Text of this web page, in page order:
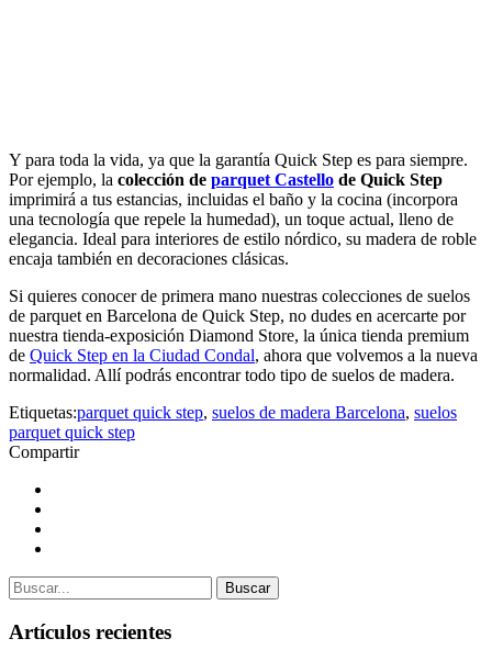
Y para toda la vida, ya que la garantía Quick Step es para siempre.
Por ejemplo, la colección de parquet Castello de Quick Step
imprimirá a tus estancias, incluidas el baño y la cocina (incorpora
una tecnología que repele la humedad), un toque actual, lleno de
elegancia. Ideal para interiores de estilo nórdico, su madera de roble
encaja también en decoraciones clásicas.
Si quieres conocer de primera mano nuestras colecciones de suelos
de parquet en Barcelona de Quick Step, no dudes en acercarte por
nuestra tienda-exposición Diamond Store, la única tienda premium
de Quick Step en la Ciudad Condal, ahora que volvemos a la nueva
normalidad. Allí podrás encontrar todo tipo de suelos de madera.
Etiquetas:parquet quick step, suelos de madera Barcelona, suelos
parquet quick step
Compartir
Buscar
Artículos recientes